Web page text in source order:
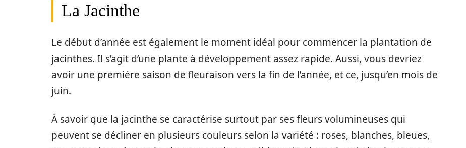
La Jacinthe
Le début d’année est également le moment idéal pour commencer la plantation de
jacinthes. Il s’agit d’une plante à développement assez rapide. Aussi, vous devriez
avoir une première saison de fleuraison vers la fin de l’année, et ce, jusqu’en mois de
juin.
À savoir que la jacinthe se caractérise surtout par ses fleurs volumineuses qui
peuvent se décliner en plusieurs couleurs selon la variété : roses, blanches, bleues,